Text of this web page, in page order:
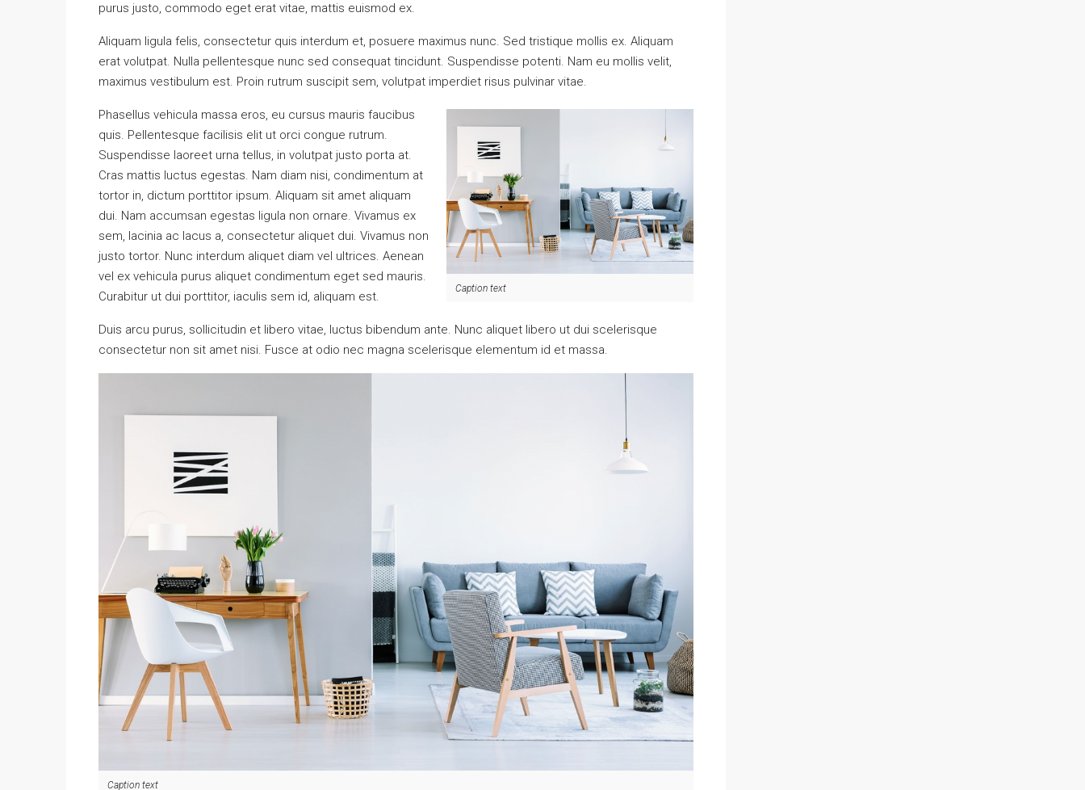
purus justo, commodo eget erat vitae, mattis euismod ex.
Aliquam ligula felis, consectetur quis interdum et, posuere maximus nunc. Sed tristique mollis ex. Aliquam
erat volutpat. Nulla pellentesque nunc sed consequat tincidunt. Suspendisse potenti. Nam eu mollis velit,
maximus vestibulum est. Proin rutrum suscipit sem, volutpat imperdiet risus pulvinar vitae.
Caption text
Phasellus vehicula massa eros, eu cursus mauris faucibus
quis. Pellentesque facilisis elit ut orci congue rutrum.
Suspendisse laoreet urna tellus, in volutpat justo porta at.
Cras mattis luctus egestas. Nam diam nisi, condimentum at
tortor in, dictum porttitor ipsum. Aliquam sit amet aliquam
dui. Nam accumsan egestas ligula non ornare. Vivamus ex
sem, lacinia ac lacus a, consectetur aliquet dui. Vivamus non
justo tortor. Nunc interdum aliquet diam vel ultrices. Aenean
vel ex vehicula purus aliquet condimentum eget sed mauris.
Curabitur ut dui porttitor, iaculis sem id, aliquam est.
Duis arcu purus, sollicitudin et libero vitae, luctus bibendum ante. Nunc aliquet libero ut dui scelerisque
consectetur non sit amet nisi. Fusce at odio nec magna scelerisque elementum id et massa.
Caption text